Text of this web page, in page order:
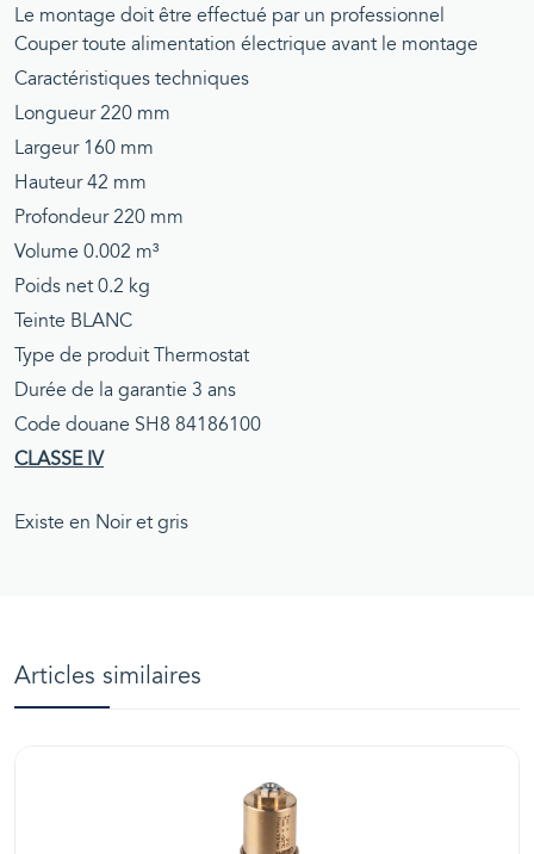
Le montage doit être effectué par un professionnel
Couper toute alimentation électrique avant le montage
Caractéristiques techniques
Longueur 220 mm
Largeur 160 mm
Hauteur 42 mm
Profondeur 220 mm
Volume 0.002 m³
Poids net 0.2 kg
Teinte BLANC
Type de produit Thermostat
Durée de la garantie 3 ans
Code douane SH8 84186100
CLASSE IV
Existe en Noir et gris
Articles similaires